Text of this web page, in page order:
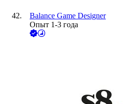
Balance Game Designer
Опыт 1-3 года